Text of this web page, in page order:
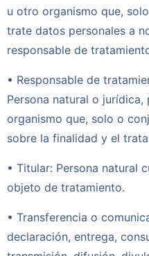
u otro organismo que,
trate datos personales a
responsable de
• Responsable de
Persona natural o
organismo que, solo o
sobre la finalidad y el
• Titular: Persona natural
objeto de tratamiento.
• Transferencia o
declaración, entrega,